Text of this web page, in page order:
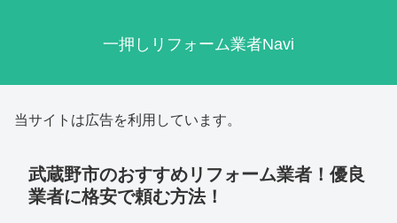
一押しリフォーム業者Navi
当サイトは広告を利用しています。
武蔵野市のおすすめリフォーム業者！優良
業者に格安で頼む方法！